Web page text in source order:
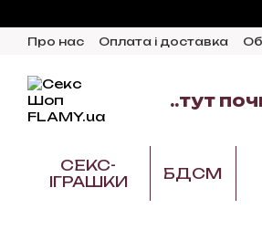
Про нас Оплата і доставка
..тут
СЕКС-
ІГРАШКИ
БДСМ